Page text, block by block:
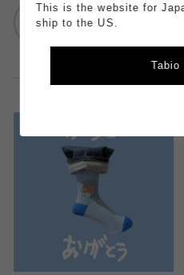
靴下屋
池袋サンシャイン
This is the website for
ship to the US.
Tabio